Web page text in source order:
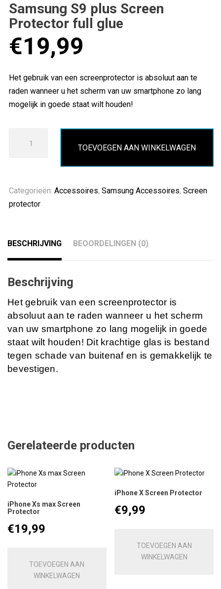
Samsung S9 plus Screen
Protector full glue
€19,99
Het gebruik van een screenprotector is absoluut aan te
raden wanneer u het scherm van uw smartphone zo lang
mogelijk in goede staat wilt houden!
Protector
full
TOEVOEGEN AAN WINKELWAGEN
Categorieën: Accessoires, Samsung Accessoires, Screen
protector
BESCHRIJVING BEOORDELINGEN (0)
Beschrijving
Het gebruik van een screenprotector is
absoluut aan te raden wanneer u het scherm
van uw smartphone zo lang mogelijk in goede
staat wilt houden! Dit krachtige glas is bestand
tegen schade van buitenaf en is gemakkelijk te
bevestigen.
Gerelateerde producten
iPhone Xs max Screen
Protector
€19,99
TOEVOEGEN AAN
WINKELWAGEN
iPhone X Screen Protector
€9,99
TOEVOEGEN AAN
WINKELWAGEN